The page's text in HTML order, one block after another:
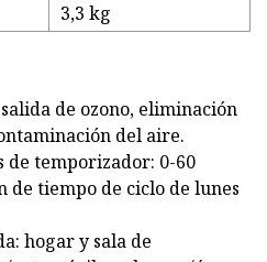
3,3 kg
de ozono, eliminación
del aire.
de temporizador: 0-60
tiempo de ciclo de lunes
hogar y sala de